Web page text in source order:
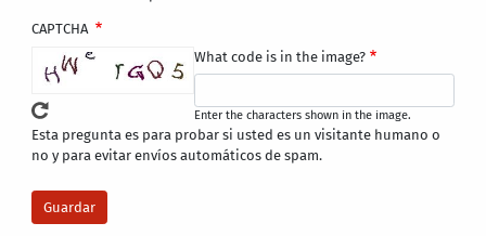
CAPTCHA
What code is in the image?
Enter the characters shown in the image.
Esta pregunta es para probar si usted es un visitante humano o
no y para evitar envíos automáticos de spam.